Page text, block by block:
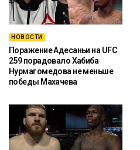
НОВОСТИ
Поражение Адесаньи на UFC
259 порадовало Хабиба
Нурмагомедова не меньше
победы Махачева